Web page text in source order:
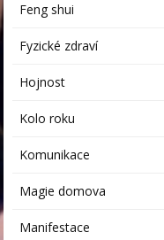
Feng shui
Fyzické zdraví
Hojnost
Kolo roku
Komunikace
Magie domova
Manifestace